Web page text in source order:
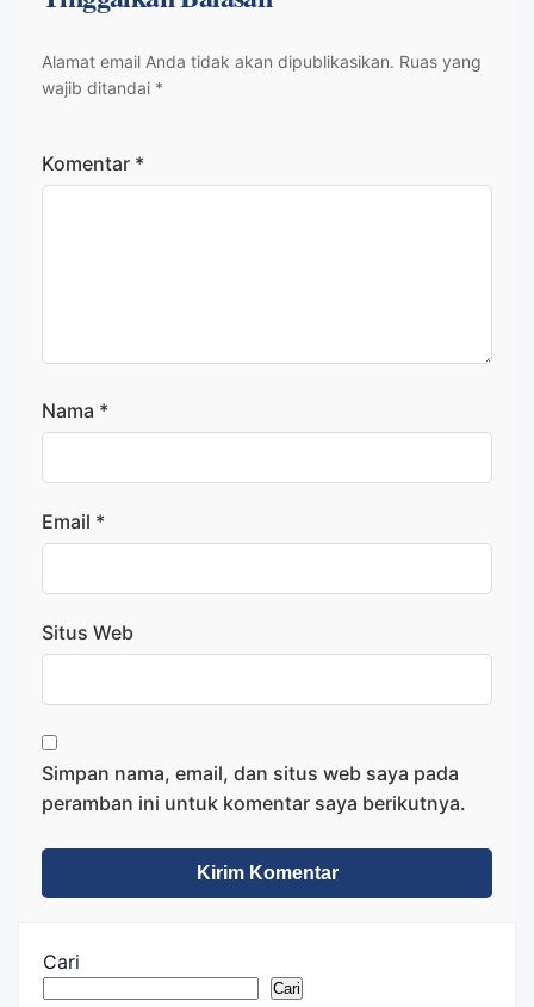
Alamat email Anda tidak akan dipublikasikan. Ruas yang
wajib ditandai *
Komentar *
Nama *
Email *
Situs Web
Simpan nama, email, dan situs web saya pada
peramban ini untuk komentar saya berikutnya.
Cari
Cari